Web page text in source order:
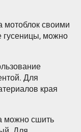
мотоблок своими
гусеницы, можно
Для
края
можно сшить